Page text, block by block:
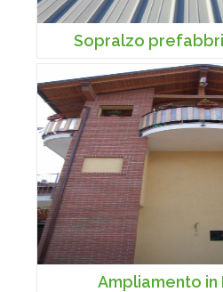
Sopralzo
Ampliamento in